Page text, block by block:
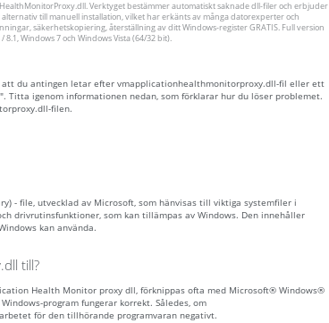
Verktyget bestämmer automatiskt saknade dll-filer och erbjuder
till manuell installation, vilket har erkänts av många datorexperter och
säkerhetskopiering, återställning av ditt Windows-register GRATIS. Full version
Windows 7 och Windows Vista (64/32 bit).
du antingen letar efter vmapplicationhealthmonitorproxy.dll-fil eller ett
igenom informationen nedan, som förklarar hur du löser problemet.
filen.
- file, utvecklad av Microsoft, som hänvisas till viktiga systemfiler i
drivrutinsfunktioner, som kan tillämpas av Windows. Den innehåller
kan använda.
till?
Health Monitor proxy dll, förknippas ofta med Microsoft® Windows®
program fungerar korrekt. Således, om
för den tillhörande programvaran negativt.